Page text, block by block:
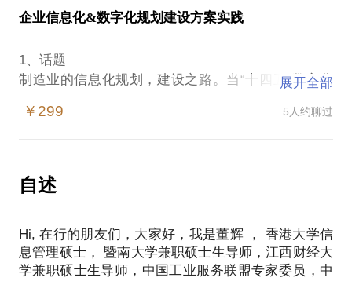
体系，跳槽换工作，从月薪8000提升到20000元。
作经验，2个小时私享会分享，从IT组织，到IT定位，
以及IT架构等，10天后，B男使用此方法，现工作的IT
结构，权责利等情况，并知晓如何应对不同级别的
BOSS，如年产值50亿，年产值100亿的企业家，第二
里如何稳定过渡。
争与挑战。
利用数字技术改造传统的企业管理模式，全力打造企
业的核心竞争力已经越来越成为企业的共识，信息技
术的迅猛发展给企业质量管理模式的转变带来新的革
为公司的核心竞争力之一。
3、路径方法
如何通过信息技术优化企业管理流程、整合企业资
源、实现数字信息的迅速传递和响应、实现数字管理
企业信息化&数字化规划建设方案实践
1、话题
制造业的信息化规划，建设之路。当“十四五”数字化
要，政府已将数字化建设列为十四五的重中之中工
2、学习对象
企业的信息化负责人，如IT主管，IT经理，IT总监，
3、案例实战
重点分享某国企十四五数字化之路（22页），某流程
展开全部
￥299 5人约聊过
自述
Hi, 在行的朋友们，大家好，我是董辉 ， 香港大学信
息管理硕士， 暨南大学兼职硕士生导师，江西财经大
学兼职硕士生导师，中国工业服务联盟专家委员，中